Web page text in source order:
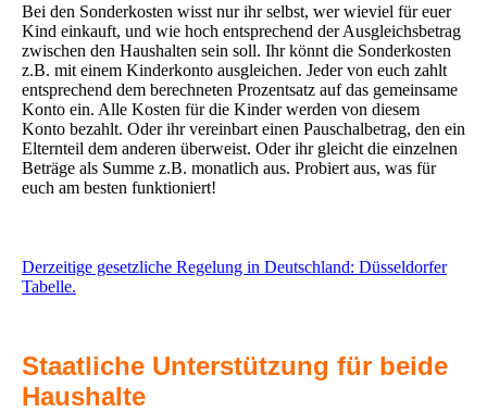
Bei den Sonderkosten wisst nur ihr selbst, wer wieviel für euer
Kind einkauft, und wie hoch entsprechend der Ausgleichsbetrag
zwischen den Haushalten sein soll. Ihr könnt die Sonderkosten
z.B. mit einem Kinderkonto ausgleichen. Jeder von euch zahlt
entsprechend dem berechneten Prozentsatz auf das gemeinsame
Konto ein. Alle Kosten für die Kinder werden von diesem
Konto bezahlt. Oder ihr vereinbart einen Pauschalbetrag, den ein
Elternteil dem anderen überweist. Oder ihr gleicht die einzelnen
Beträge als Summe z.B. monatlich aus. Probiert aus, was für
euch am besten funktioniert!
Derzeitige gesetzliche Regelung in Deutschland: Düsseldorfer
Tabelle.
Staatliche Unterstützung für beide
Haushalte